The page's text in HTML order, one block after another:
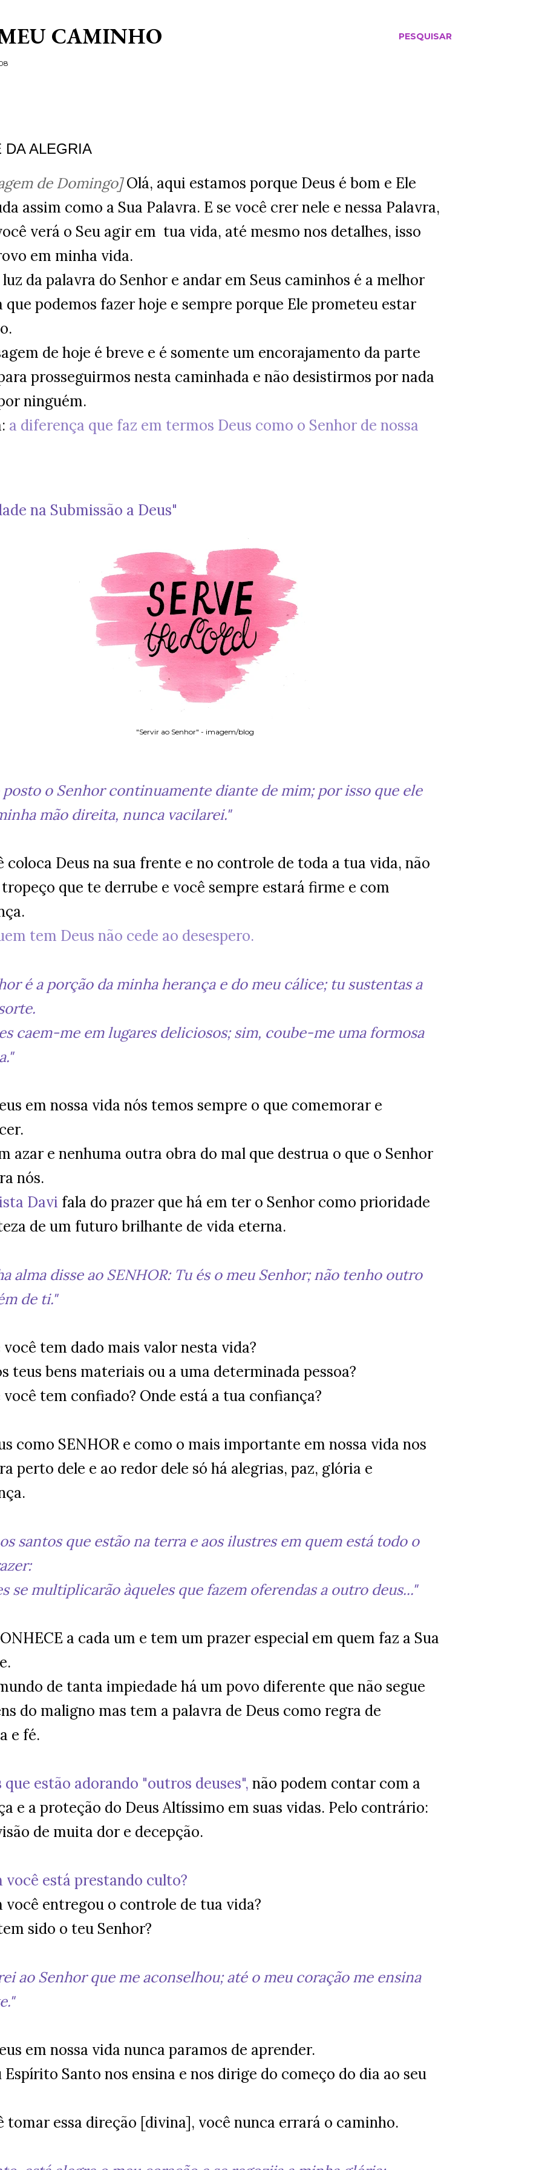
PESQUISAR
CAMINHO
DA ALEGRIA
de Domingo]Olá, aqui estamos porque Deus é bom e Ele
assim como a Sua Palavra. E se você crer nele e nessa Palavra,
verá o Seu agir em tua vida, até mesmo nos detalhes, isso
em minha vida.
da palavra do Senhor e andar em Seus caminhos é a melhor
que podemos fazer hoje e sempre porque Ele prometeu estar
de hoje é breve e é somente um encorajamento da parte
prosseguirmos nesta caminhada e não desistirmos por nada
ninguém.
a diferença que faz em termos Deus como o Senhor de nossa
na Submissão a Deus"
"Servir ao Senhor" - imagem/blog
posto o Senhor continuamente diante de mim; por isso que ele
mão direita, nunca vacilarei."
coloca Deus na sua frente e no controle de toda a tua vida, não
que te derrube e você sempre estará firme e com
tem Deus não cede ao desespero.
é a porção da minha herança e do meu cálice; tu sustentas a
caem-me em lugares deliciosos; sim, coube-me uma formosa
em nossa vida nós temos sempre o que comemorar e
azar e nenhuma outra obra do mal que destrua o que o Senhor
nós.
Davi fala do prazer que há em ter o Senhor como prioridade
de um futuro brilhante de vida eterna.
alma disse ao SENHOR: Tu és o meu Senhor; não tenho outro
de ti."
você tem dado mais valor nesta vida?
teus bens materiais ou a uma determinada pessoa?
você tem confiado? Onde está a tua confiança?
como SENHOR e como o mais importante em nossa vida nos
perto dele e ao redor dele só há alegrias, paz, glória e
santos que estão na terra e aos ilustres em quem está todo o
se multiplicarão àqueles que fazem oferendas a outro deus..."
a cada um e tem um prazer especial em quem faz a Sua
de tanta impiedade há um povo diferente que não segue
do maligno mas tem a palavra de Deus como regra de
e fé.
que estão adorando "outros deuses", não podem contar com a
e a proteção do Deus Altíssimo em suas vidas. Pelo contrário:
de muita dor e decepção.
você está prestando culto?
você entregou o controle de tua vida?
sido o teu Senhor?
ao Senhor que me aconselhou; até o meu coração me ensina
em nossa vida nunca paramos de aprender.
Espírito Santo nos ensina e nos dirige do começo do dia ao seu
tomar essa direção [divina], você nunca errará o caminho.